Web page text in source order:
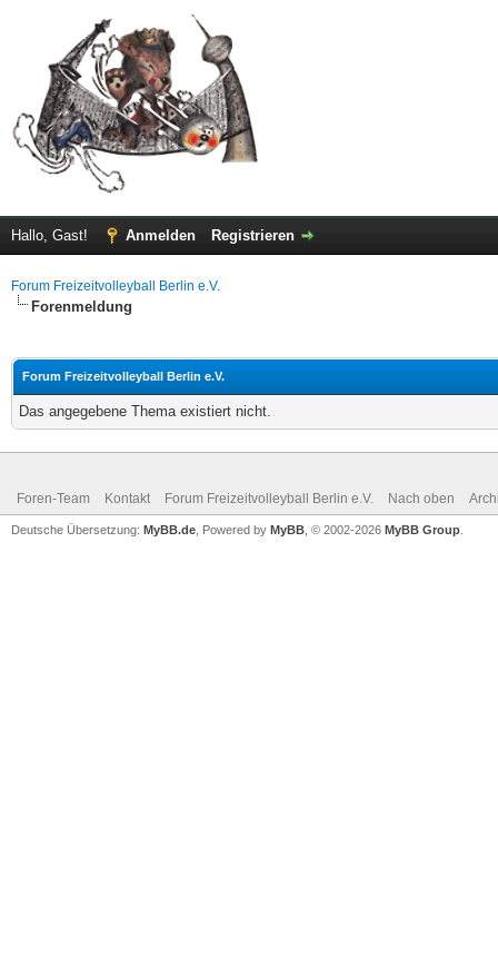
Hallo, Gast! Anmelden Registrieren
Forum Freizeitvolleyball Berlin e.V.
Forenmeldung
Forum Freizeitvolleyball Berlin e.V.
Das angegebene Thema existiert nicht.
Foren-Team Kontakt Forum Freizeitvolleyball Berlin e.V. Nach oben
Deutsche Übersetzung: MyBB.de , Powered by MyBB , © 2002-2026 MyBB Group